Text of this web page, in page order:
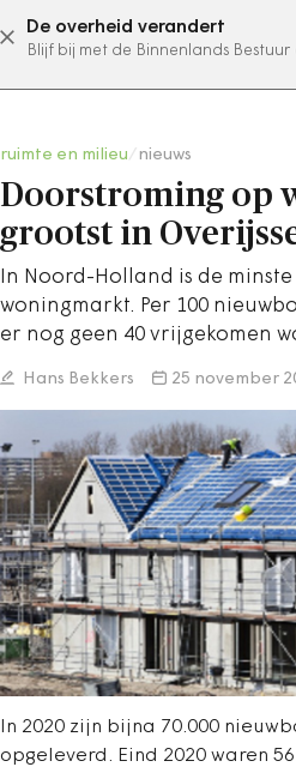
De overheid verandert
Blijf bij met de Binnenlands
abonneer nu
ruimte en milieu nieuws
Doorstroming op
grootst in
In Noord-Holland is de
woningmarkt. Per 100
er nog geen 40 vrijgekomen
Hans Bekkers 25 november
In 2020 zijn bijna 70.000
opgeleverd. Eind 2020 waren